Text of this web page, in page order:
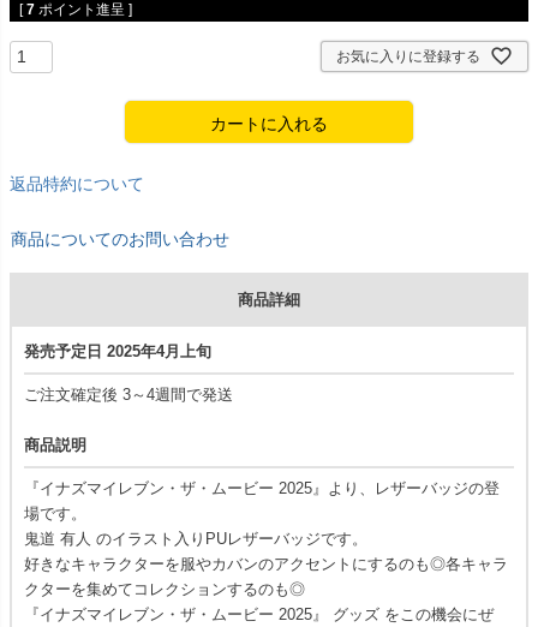
[ 7 ポイント進呈 ]
お気に入りに登録する
カートに入れる
返品特約について
商品についてのお問い合わせ
商品詳細
発売予定日 2025年4月上旬
ご注文確定後 3～4週間で発送
商品説明
『イナズマイレブン・ザ・ムービー 2025』より、レザーバッジの登
場です。
鬼道 有人 のイラスト入りPUレザーバッジです。
好きなキャラクターを服やカバンのアクセントにするのも◎各キャラ
クターを集めてコレクションするのも◎
『イナズマイレブン・ザ・ムービー 2025』 グッズ をこの機会にぜ